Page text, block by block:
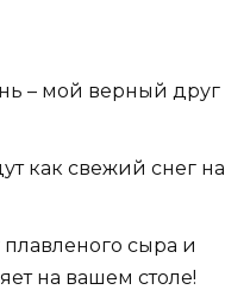
– мой верный друг
как свежий снег на
плавленого сыра и
на вашем столе!